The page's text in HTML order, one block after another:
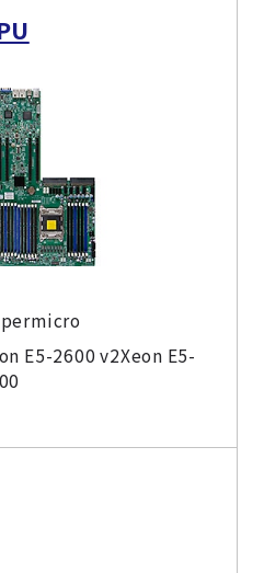
E5-2600 v2Xeon E5-